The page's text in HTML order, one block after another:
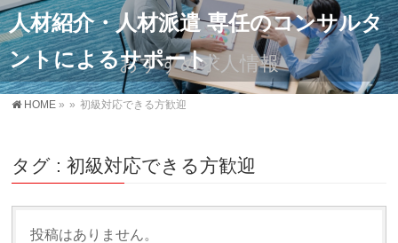
人材紹介・人材派遣 専任のコンサルタ
ントによるサポート
おすすめ求人情報
HOME » » 初級対応できる方歓迎
タグ : 初級対応できる方歓迎
投稿はありません。